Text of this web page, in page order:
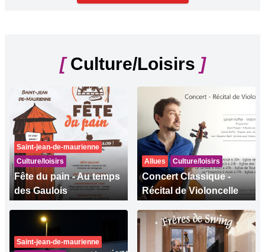
[Culture/Loisirs ]
Saint-jean-de-maurienne
Culture/loisirs
Fête du pain - Au temps
des Gaulois
Allues Culture/loisirs
Concert Classique -
Récital de Violoncelle
Saint-jean-de-maurienne